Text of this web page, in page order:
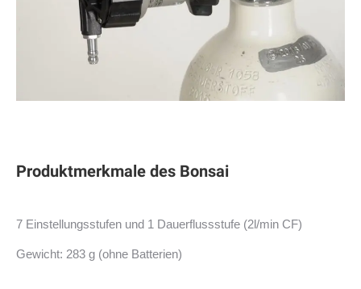
Produktmerkmale des Bonsai
7 Einstellungsstufen und 1 Dauerflussstufe (2l/min CF)
Gewicht: 283 g (ohne Batterien)